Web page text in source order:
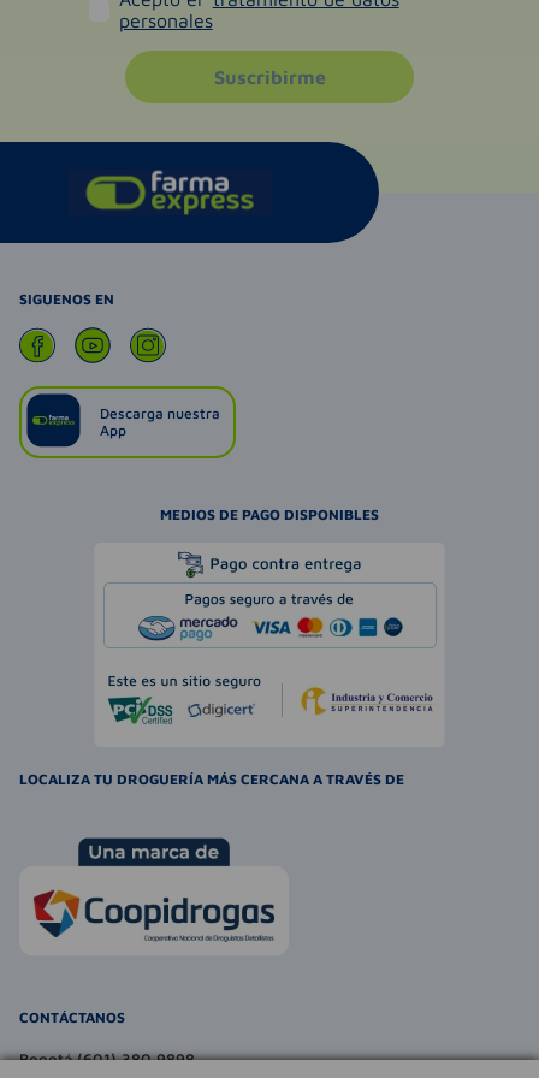
personales
Suscribirme
SIGUENOS EN
Descarga nuestra
App
MEDIOS DE PAGO DISPONIBLES
LOCALIZA TU DROGUERÍA MÁS CERCANA A TRAVÉS DE
CONTÁCTANOS
Bogotá (601) 380 9898